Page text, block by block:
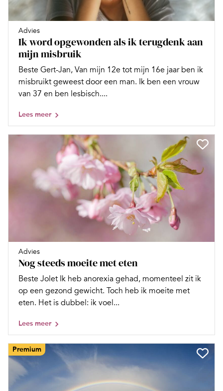
Advies
Ik word opgewonden als ik terugdenk aan
mijn misbruik
Beste Gert-Jan, Van mijn 12e tot mijn 16e jaar ben ik
misbruikt geweest door een man. Ik ben een vrouw
van 37 en ben lesbisch....
Lees meer
Advies
Nog steeds moeite met eten
Beste Jolet Ik heb anorexia gehad, momenteel zit ik
op een gezond gewicht. Toch heb ik moeite met
eten. Het is dubbel: ik voel...
Lees meer
Premium